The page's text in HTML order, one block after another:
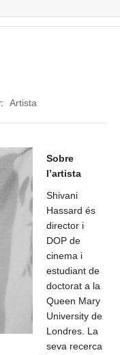
Artista
Sobre
l’artista
Shivani
Hassard és
director i
DOP de
cinema i
estudiant de
doctorat a la
Queen Mary
University de
Londres. La
seva recerca